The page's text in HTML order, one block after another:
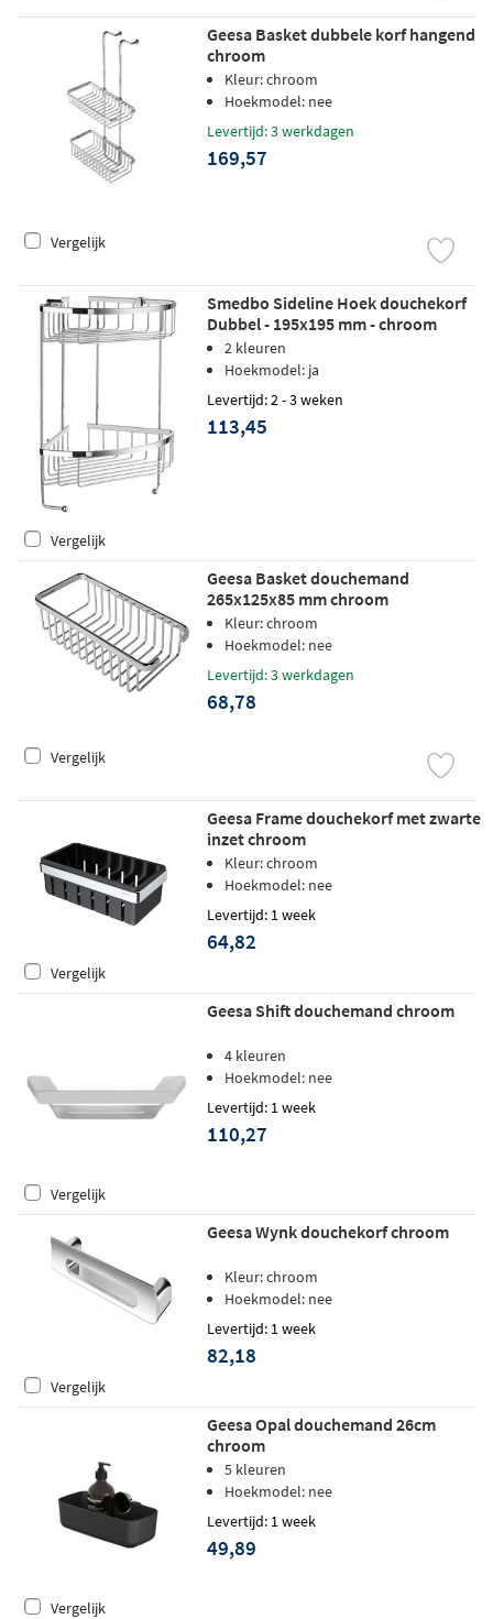
Geesa Basket dubbele korf hangend
chroom
Kleur: chroom
Hoekmodel: nee
Levertijd: 3 werkdagen
169,57
Vergelijk
Smedbo Sideline Hoek douchekorf
Dubbel - 195x195 mm - chroom
2 kleuren
Hoekmodel: ja
Levertijd: 2 - 3 weken
113,45
Vergelijk
Geesa Basket douchemand
265x125x85 mm chroom
Kleur: chroom
Hoekmodel: nee
Levertijd: 3 werkdagen
68,78
Vergelijk
Geesa Frame douchekorf met zwarte
inzet chroom
Kleur: chroom
Hoekmodel: nee
Levertijd: 1 week
64,82
Vergelijk
Geesa Shift douchemand chroom
4 kleuren
Hoekmodel: nee
Levertijd: 1 week
110,27
Vergelijk
Geesa Wynk douchekorf chroom
Kleur: chroom
Hoekmodel: nee
Levertijd: 1 week
82,18
Vergelijk
Geesa Opal douchemand 26cm
chroom
5 kleuren
Hoekmodel: nee
Levertijd: 1 week
49,89
Vergelijk